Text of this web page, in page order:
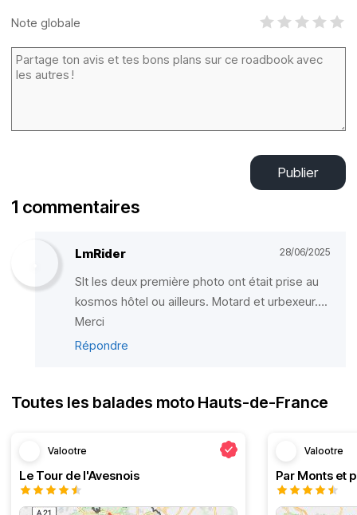
Note globale
Publier
1 commentaires
LmRider 28/06/2025
Slt les deux première photo ont était prise au
kosmos hôtel ou ailleurs. Motard et urbexeur….
Merci
Répondre
Toutes les balades moto Hauts-de-France
Valootre
Le Tour de l'Avesnois
Valootre
Par Monts et